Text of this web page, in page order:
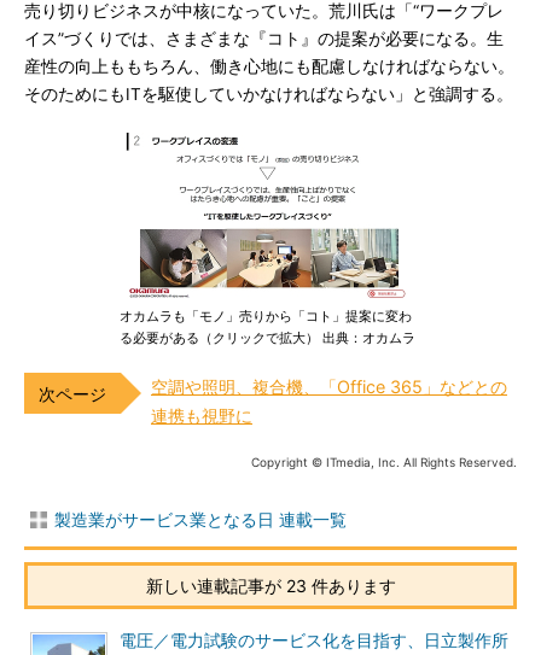
売り切りビジネスが中核になっていた。荒川氏は「“ワークプレ
イス”づくりでは、さまざまな『コト』の提案が必要になる。生
産性の向上ももちろん、働き心地にも配慮しなければならない。
そのためにもITを駆使していかなければならない」と強調する。
オカムラも「モノ」売りから「コト」提案に変わ
る必要がある（クリックで拡大） 出典：オカムラ
空調や照明、複合機、「Office 365」などとの
連携も視野に
Copyright © ITmedia, Inc. All Rights Reserved.
製造業がサービス業となる日 連載一覧
新しい連載記事が 23 件あります
電圧／電力試験のサービス化を目指す、日立製作所